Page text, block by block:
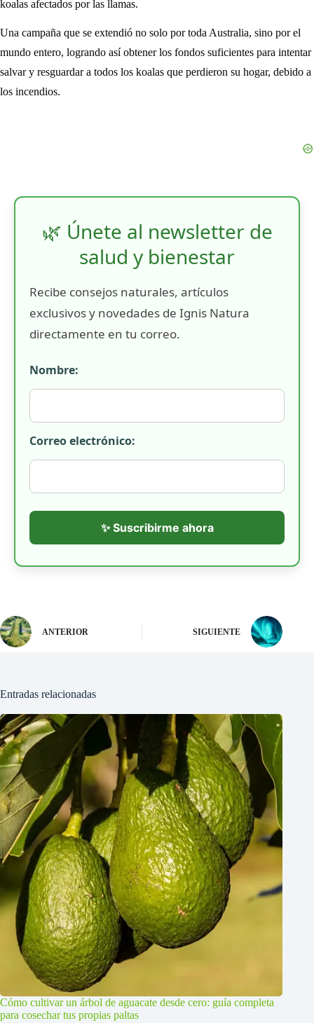
koalas afectados por las llamas.
Una campaña que se extendió no solo por toda Australia, sino por el
mundo entero, logrando así obtener los fondos suficientes para intentar
salvar y resguardar a todos los koalas que perdieron su hogar, debido a
los incendios.
🌿 Únete al newsletter de
salud y bienestar
Recibe consejos naturales, artículos
exclusivos y novedades de Ignis Natura
directamente en tu correo.
Nombre:
Correo electrónico:
✨ Suscribirme ahora
ANTERIOR SIGUIENTE
Entradas relacionadas
Cómo cultivar un árbol de aguacate desde cero: guía completa
para cosechar tus propias paltas